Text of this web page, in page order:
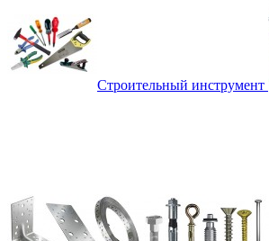
Строительный инструмент